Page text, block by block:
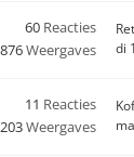
60 Reacties
Weergaves
di
11 Reacties
Weergaves